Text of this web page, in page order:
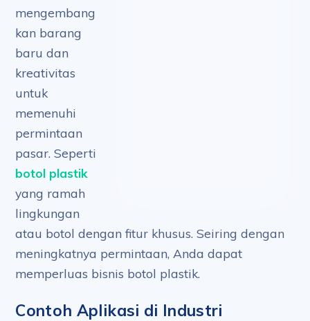
mengembang
kan barang
baru dan
kreativitas
untuk
memenuhi
permintaan
pasar. Seperti
botol plastik
yang ramah
lingkungan
atau botol dengan fitur khusus. Seiring dengan
meningkatnya permintaan, Anda dapat
memperluas bisnis botol plastik.
Contoh Aplikasi di Industri